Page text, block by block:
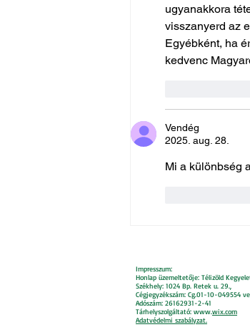
ugyanakkora
visszanyerd az
Egyébként, ha
kedvenc
Vendég
2025. aug. 28.
Mi a különbség
Impresszum:
Honlap üzemeltetője: Télizöld
Székhely: 1024 Bp. Retek u. 29.,
Cégjegyzékszám: Cg.01-10-049554
Adószám: 26162931-2-41
Tárhelyszolgáltató: www.wix.com
Adatvédelmi szabályzat.